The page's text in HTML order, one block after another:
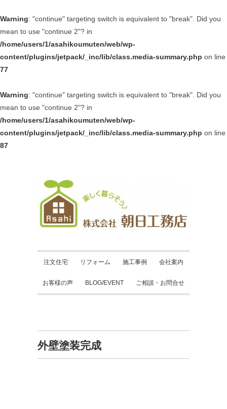
Warning: "continue" targeting switch is equivalent to "break". Did you
mean to use "continue 2"? in
/home/users/1/asahikoumuten/web/wp-
content/plugins/jetpack/_inc/lib/class.media-summary.php on line
77
Warning: "continue" targeting switch is equivalent to "break". Did you
mean to use "continue 2"? in
/home/users/1/asahikoumuten/web/wp-
content/plugins/jetpack/_inc/lib/class.media-summary.php on line
87
注文住宅 リフォーム 施工事例 会社案内
お客様の声 BLOG/EVENT ご相談・お問合せ
外壁塗装完成